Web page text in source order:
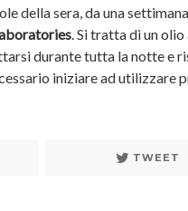
della sera, da una
. Si tratta di un
durante tutta la notte e
iniziare ad utilizzare
TWEET